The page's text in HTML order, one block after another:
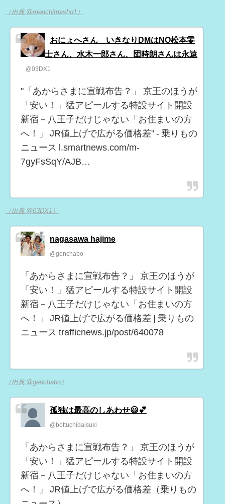
（出典 @menchimasho1）
おにょへさん いきなりDMはNO松本零
士さん、水木一郎さん、団時朗さんは永遠
@03DX1
"「あからさまに宣戦布告？」 京王のほうが
「安い！」猛アピールする特設サイト開設
新宿－八王子だけじゃない「お住まいの方
へ！」 JR値上げで広がる価格差" - 乗りもの
ニュース l.smartnews.com/m-
7gyFsSqY/AJB…
（出典 @03DX1）
nagasawa hajime
@genchabo
「あからさまに宣戦布告？」 京王のほうが
「安い！」猛アピールする特設サイト開設
新宿－八王子だけじゃない「お住まいの方
へ！」 JR値上げで広がる価格差 | 乗りもの
ニュース trafficnews.jp/post/640078
（出典 @genchabo）
孤独は最高のしあわせ😃💕
@bottuchidaisuki
「あからさまに宣戦布告？」 京王のほうが
「安い！」猛アピールする特設サイト開設
新宿－八王子だけじゃない「お住まいの方
へ！」 JR値上げで広がる価格差（乗りもの